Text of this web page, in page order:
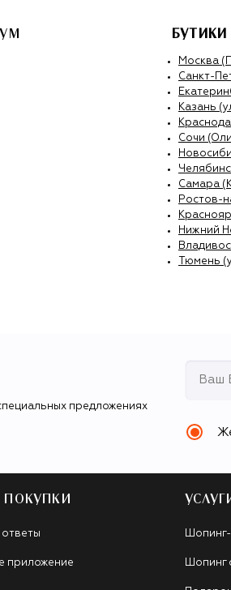
Москва
Санкт-
Казань
Сочи
Самара
Ростов-
Нижний
Тюмень
предложениях
ПОКУПКИ
приложение Шопинг